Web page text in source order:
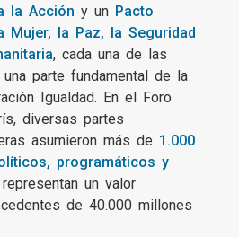
la Acción y un Pacto
Mujer, la Paz, la Seguridad
, cada una de las
parte fundamental de la
Igualdad. En el Foro
diversas partes
asumieron más de 1.000
programáticos y
un valor
de 40.000 millones